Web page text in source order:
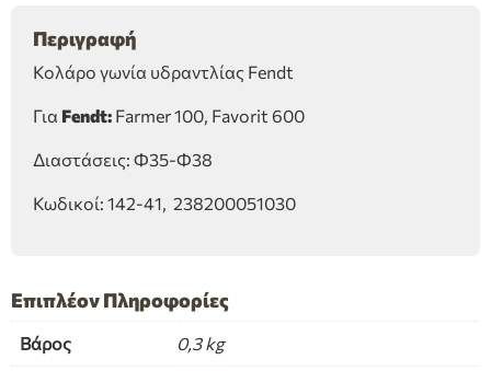
Περιγραφή
Κολάρο γωνία υδραντλίας Fendt
Για Fendt: Farmer 100, Favorit 600
Διαστάσεις: Φ35-Φ38
Κωδικοί: 142-41, 238200051030
Επιπλέον Πληροφορίες
Βάρος 0,3 kg